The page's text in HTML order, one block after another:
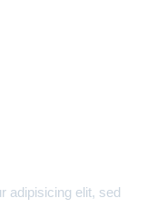
adipisicing elit, sed